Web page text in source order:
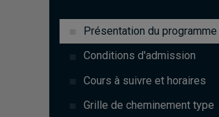
Présentation du programme
Conditions d'admission
Cours à suivre et horaires
Grille de cheminement type